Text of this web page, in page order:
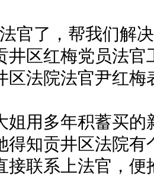
了，帮我们解决
井区红梅党员法
区法院法官尹红梅
用多年积蓄买的
得知贡井区法院
接联系上法官，